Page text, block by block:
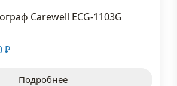
Carewell ECG-1103G
₽
Подробнее